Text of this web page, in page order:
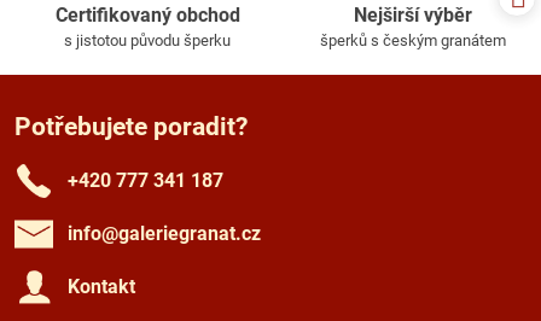
Certifikovaný obchod
s jistotou původu šperku
Nejširší výběr
šperků s českým granátem
Potřebujete poradit?
+420 777 341 187
info​@galeriegranat​.cz
Kontakt